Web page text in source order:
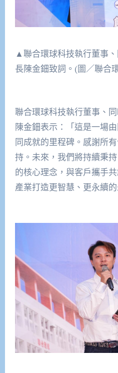
▲聯合環球科技執行董事
長陳金鈿致詞。(圖／聯合
聯合環球科技執行董事、
陳金鈿表示：「這是一場
同成就的里程碑。感謝所
持。未來，我們將持續秉
的核心理念，與客戶攜手
產業打造更智慧、更永續的